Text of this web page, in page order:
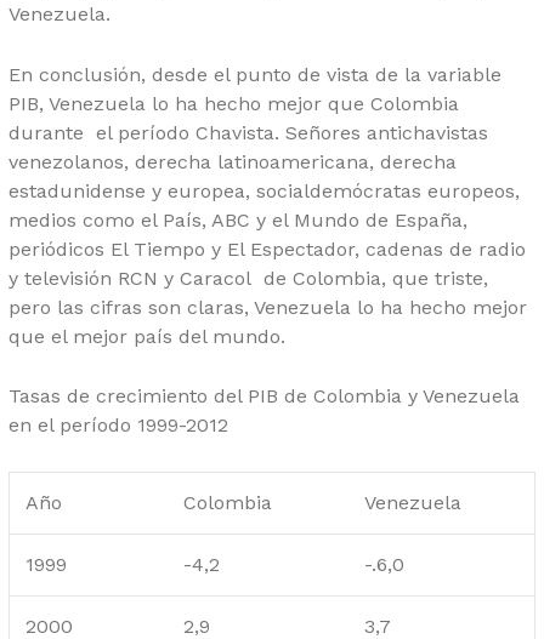
Venezuela.
En conclusión, desde el punto de vista de la variable
PIB, Venezuela lo ha hecho mejor que Colombia
durante el período Chavista. Señores antichavistas
venezolanos, derecha latinoamericana, derecha
estadunidense y europea, socialdemócratas europeos,
medios como el País, ABC y el Mundo de España,
periódicos El Tiempo y El Espectador, cadenas de radio
y televisión RCN y Caracol de Colombia, que triste,
pero las cifras son claras, Venezuela lo ha hecho mejor
que el mejor país del mundo.
Tasas de crecimiento del PIB de Colombia y Venezuela
en el período 1999-2012
Año Colombia Venezuela
1999 -4,2 -.6,0
2000 2,9 3,7